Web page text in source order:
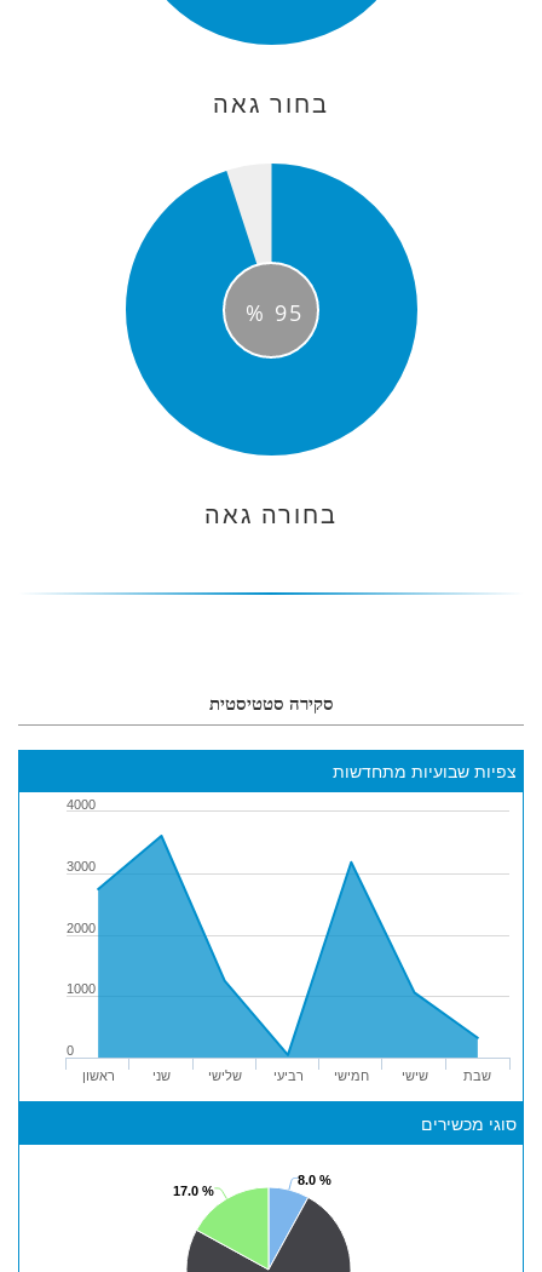
בחור גאה
95
%
בחורה גאה
סקירה סטטיסטית
צפיות שבועיות מתחדשות
ראשון שני שלישי רביעי חמישי שישי שבת
0
1000
2000
3000
4000
סוגי מכשירים
8.0 %
17.0 %